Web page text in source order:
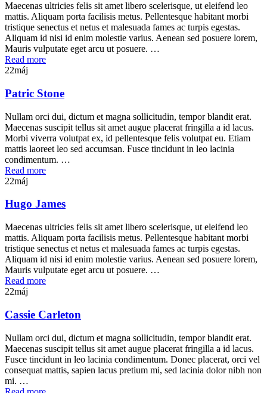
Maecenas ultricies felis sit amet libero scelerisque, ut eleifend leo
mattis. Aliquam porta facilisis metus. Pellentesque habitant morbi
tristique senectus et netus et malesuada fames ac turpis egestas.
Aliquam id nisi id enim molestie varius. Aenean sed posuere lorem,
Mauris vulputate eget arcu ut posuere. …
Read more
22máj
Patric Stone
Nullam orci dui, dictum et magna sollicitudin, tempor blandit erat.
Maecenas suscipit tellus sit amet augue placerat fringilla a id lacus.
Morbi viverra volutpat ex, id pellentesque felis volutpat eu. Etiam
mattis laoreet leo sed accumsan. Fusce tincidunt in leo lacinia
condimentum. …
Read more
22máj
Hugo James
Maecenas ultricies felis sit amet libero scelerisque, ut eleifend leo
mattis. Aliquam porta facilisis metus. Pellentesque habitant morbi
tristique senectus et netus et malesuada fames ac turpis egestas.
Aliquam id nisi id enim molestie varius. Aenean sed posuere lorem,
Mauris vulputate eget arcu ut posuere. …
Read more
22máj
Cassie Carleton
Nullam orci dui, dictum et magna sollicitudin, tempor blandit erat.
Maecenas suscipit tellus sit amet augue placerat fringilla a id lacus.
Fusce tincidunt in leo lacinia condimentum. Donec placerat, orci vel
consequat mattis, sapien lacus pretium mi, sed lacinia dolor nibh non
mi. …